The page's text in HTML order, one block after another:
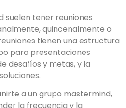
suelen tener reuniones
quincenalmente o
tienen una estructura
para presentaciones
desafíos y metas, y la
a un grupo mastermind,
la frecuencia y la